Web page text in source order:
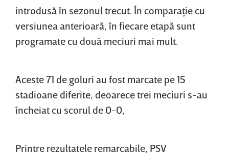
introdusă în sezonul trecut. În comparaţie cu
versiunea anterioară, în fiecare etapă sunt
programate cu două meciuri mai mult.
Aceste 71 de goluri au fost marcate pe 15
stadioane diferite, deoarece trei meciuri s-au
încheiat cu scorul de 0-0,
Printre rezultatele remarcabile, PSV